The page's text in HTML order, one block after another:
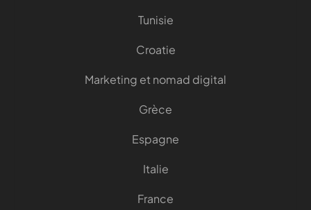
Tunisie
Croatie
Marketing et nomad digital
Grèce
Espagne
Italie
France